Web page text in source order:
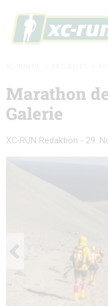
Marathon
Galerie
XC-RUN Redaktion - 29.